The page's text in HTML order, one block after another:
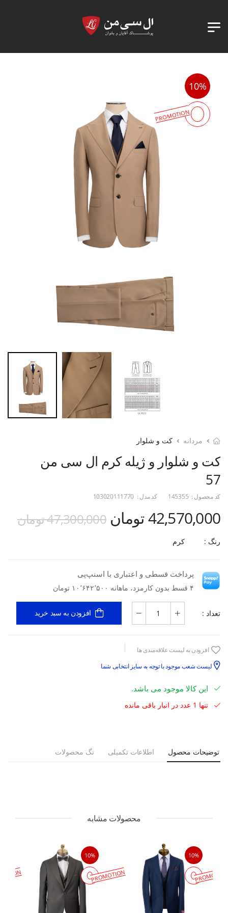
10%
PROMOTION
مردانه کت و شلوار
کت و شلوار و ژیله کرم ال سی من
57
کد محصول : 145355 کد مدل : 103020111770
42,570,000 تومان 47,300,000 تومان
رنگ : کرم
پرداخت قسطی و اعتباری با اسنپ‌پی
۴ قسط بدون کارمزد، ماهانه ۱۰٬۶۴۲٬۵۰۰ تومان
تعداد : افزودن به سبد خرید
افزودن به لیست علاقه‌مندی ها
لیست شعب موجود با توجه به سایز انتخابی شما
این کالا موجود می باشد.
تنها 1 عدد در انبار باقی مانده
توضیحات محصول اطلاعات تکمیلی تگ محصولات
محصولات مشابه
10%
10%
PROMOTION